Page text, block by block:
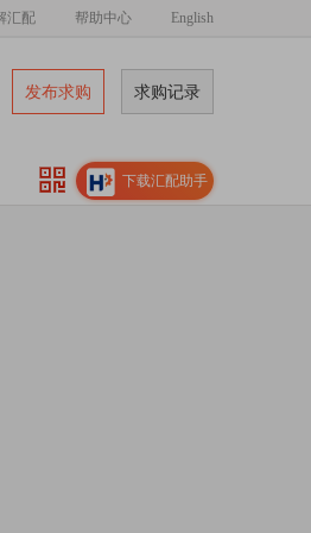
汇配 帮助中心 English
发布求购 求购记录
下载汇配助手